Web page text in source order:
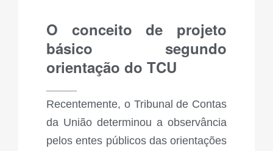
O conceito de projeto
básico segundo
orientação do TCU
Recentemente, o Tribunal de Contas
da União determinou a observância
pelos entes públicos das orientações